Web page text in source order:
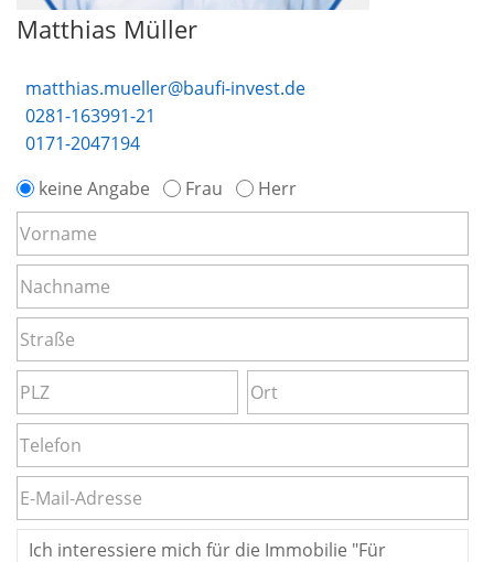
Matthias Müller
matthias.mueller@baufi-invest.de
0281-163991-21
0171-2047194
keine Angabe
Frau Herr